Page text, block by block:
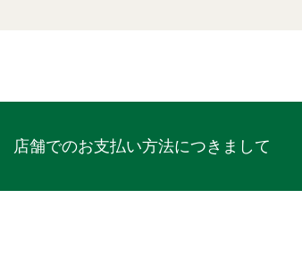
店舗でのお⽀払い⽅法につきまして